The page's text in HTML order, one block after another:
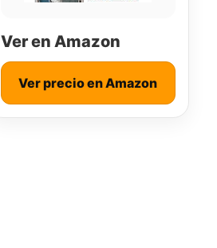
Ver en Amazon
Ver precio en Amazon